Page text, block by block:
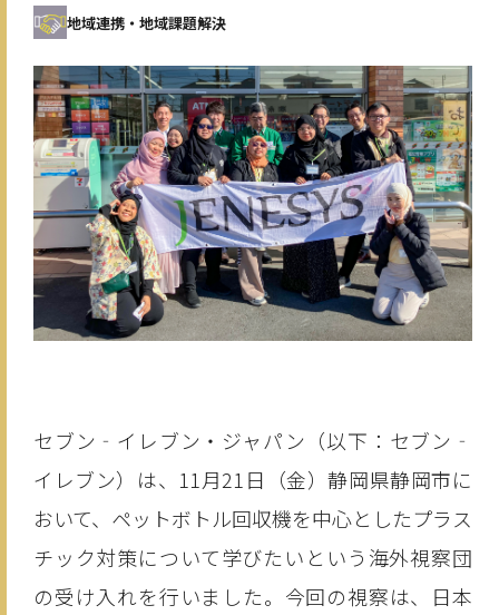
地域連携・地域課題解決
セブン‐イレブン・ジャパン（以下：セブン‐
イレブン）は、11月21日（金）静岡県静岡市に
おいて、ペットボトル回収機を中心としたプラス
チック対策について学びたいという海外視察団
の受け入れを行いました。今回の視察は、日本